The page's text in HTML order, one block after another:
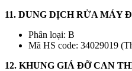
11. DUNG DỊCH RỬA MÁY
Phân loại: B
Mã HS code: 34029019
12. KHUNG GIÁ ĐỠ CAN